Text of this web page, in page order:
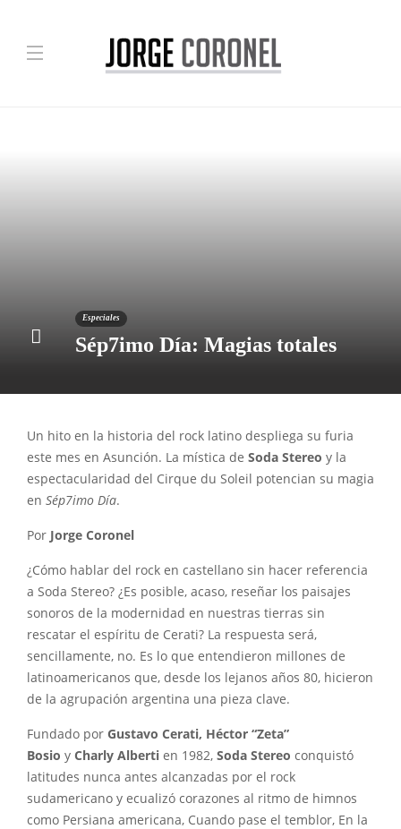
Especiales
Sép7imo Día: Magias totales
Un hito en la historia del rock latino despliega su furia
este mes en Asunción. La mística de Soda Stereo y la
espectacularidad del Cirque du Soleil potencian su magia
en Sép7imo Día.
Por Jorge Coronel
¿Cómo hablar del rock en castellano sin hacer referencia
a Soda Stereo? ¿Es posible, acaso, reseñar los paisajes
sonoros de la modernidad en nuestras tierras sin
rescatar el espíritu de Cerati? La respuesta será,
sencillamente, no. Es lo que entendieron millones de
latinoamericanos que, desde los lejanos años 80, hicieron
de la agrupación argentina una pieza clave.
Fundado por Gustavo Cerati, Héctor “Zeta”
Bosio y Charly Alberti en 1982, Soda Stereo conquistó
latitudes nunca antes alcanzadas por el rock
sudamericano y ecualizó corazones al ritmo de himnos
como Persiana americana, Cuando pase el temblor, En la